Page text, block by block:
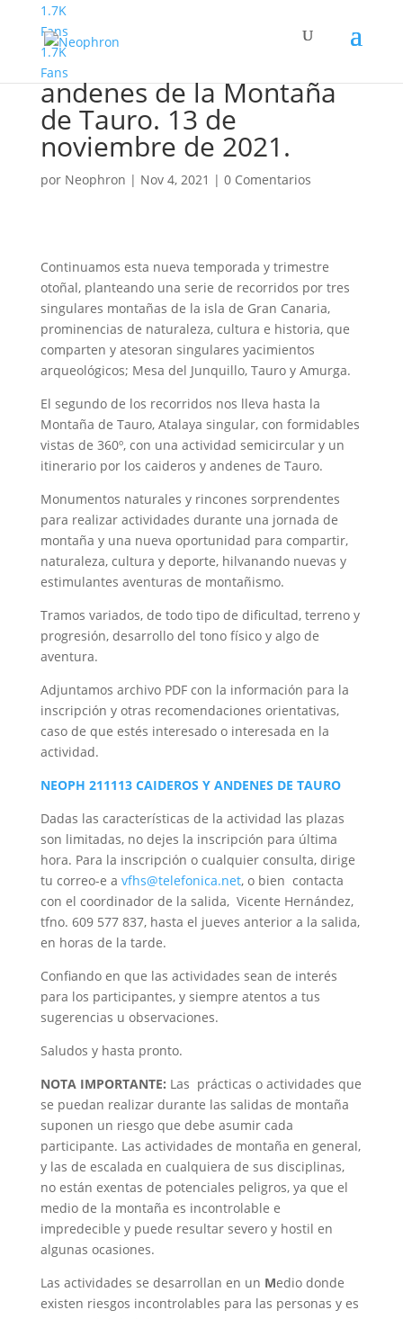
1.7K
Fans
1.7K
Fans
Montañismo. Caideros y
andenes de la Montaña
de Tauro. 13 de
noviembre de 2021.
por Neophron | Nov 4, 2021 | 0 Comentarios
Continuamos esta nueva temporada y trimestre
otoñal, planteando una serie de recorridos por tres
singulares montañas de la isla de Gran Canaria,
prominencias de naturaleza, cultura e historia, que
comparten y atesoran singulares yacimientos
arqueológicos; Mesa del Junquillo, Tauro y Amurga.
El segundo de los recorridos nos lleva hasta la
Montaña de Tauro, Atalaya singular, con formidables
vistas de 360º, con una actividad semicircular y un
itinerario por los caideros y andenes de Tauro.
Monumentos naturales y rincones sorprendentes
para realizar actividades durante una jornada de
montaña y una nueva oportunidad para compartir,
naturaleza, cultura y deporte, hilvanando nuevas y
estimulantes aventuras de montañismo.
Tramos variados, de todo tipo de dificultad, terreno y
progresión, desarrollo del tono físico y algo de
aventura.
Adjuntamos archivo PDF con la información para la
inscripción y otras recomendaciones orientativas,
caso de que estés interesado o interesada en la
actividad.
NEOPH 211113 CAIDEROS Y ANDENES DE TAURO
Dadas las características de la actividad las plazas
son limitadas, no dejes la inscripción para última
hora. Para la inscripción o cualquier consulta, dirige
tu correo-e a vfhs@telefonica.net, o bien contacta
con el coordinador de la salida, Vicente Hernández,
tfno. 609 577 837, hasta el jueves anterior a la salida,
en horas de la tarde.
Confiando en que las actividades sean de interés
para los participantes, y siempre atentos a tus
sugerencias u observaciones.
Saludos y hasta pronto.
NOTA IMPORTANTE: Las prácticas o actividades que
se puedan realizar durante las salidas de montaña
suponen un riesgo que debe asumir cada
participante. Las actividades de montaña en general,
y las de escalada en cualquiera de sus disciplinas,
no están exentas de potenciales peligros, ya que el
medio de la montaña es incontrolable e
impredecible y puede resultar severo y hostil en
algunas ocasiones.
Las actividades se desarrollan en un Medio donde
existen riesgos incontrolables para las personas y es